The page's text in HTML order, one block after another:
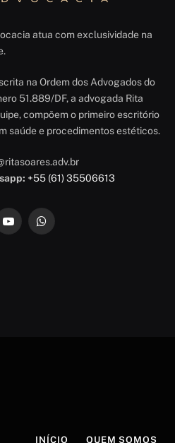
atua com exclusividade na
na Ordem dos Advogados do
51.889/DF, a advogada Rita
compõem o primeiro escritório
saúde e procedimentos estéticos.
+55 (61) 35506613
YouTubeWhatsApp
INÍCIO QUEM SOMOS